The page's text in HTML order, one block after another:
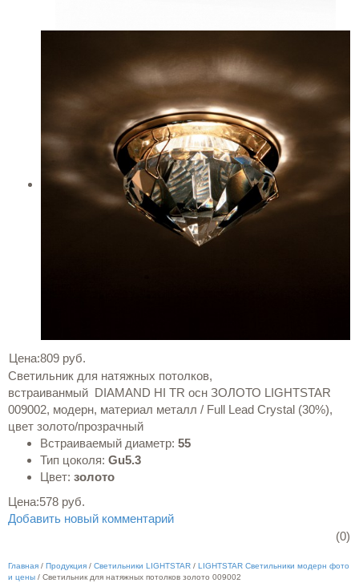
Цена:809 руб.
Светильник для натяжных потолков,
встраиванмый DIAMAND HI TR осн ЗОЛОТО LIGHTSTAR
009002, модерн, материал металл / Full Lead Crystal (30%),
цвет золото/прозрачный
Встраиваемый диаметр: 55
Тип цоколя: Gu5.3
Цвет: золото
Цена:578 руб.
Добавить новый комментарий
(0)
Главная / Продукция / Светильники LIGHTSTAR / LIGHTSTAR Светильники модерн фото
и цены / Светильник для натяжных потолков золото 009002